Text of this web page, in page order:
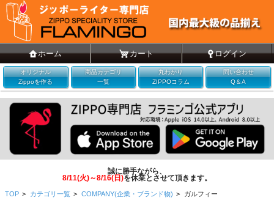
ホーム カート ログイン
オリジナル
Zippoを作る
商品カテゴリ
一覧
丸わかり
ZIPPOコラム
問い合わせ
Q＆A
誠に勝手ながら、
8/11(火)～8/16(日)を休業とさせて頂きます。
TOP > カテゴリ一覧 > COMPANY(企業・ブランド物) > ガルフィー